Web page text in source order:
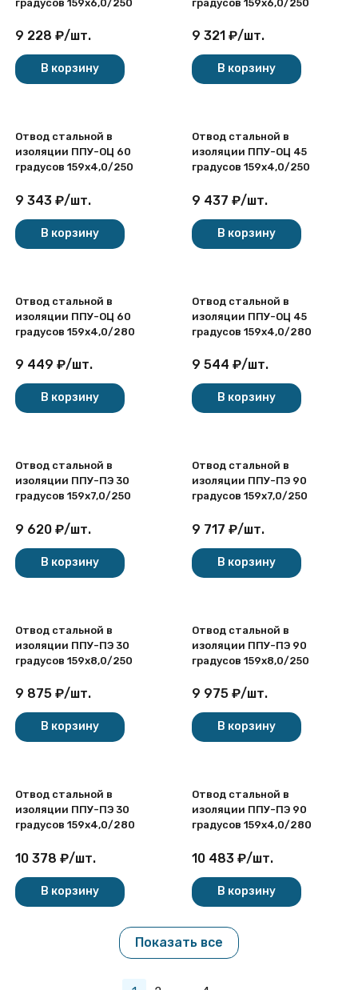
градусов 159х6,0/250
9 228 ₽/шт.
В корзину
градусов 159х6,0/250
9 321 ₽/шт.
В корзину
Отвод стальной в
изоляции ППУ-ОЦ 60
градусов 159х4,0/250
9 343 ₽/шт.
В корзину
Отвод стальной в
изоляции ППУ-ОЦ 45
градусов 159х4,0/250
9 437 ₽/шт.
В корзину
Отвод стальной в
изоляции ППУ-ОЦ 60
градусов 159х4,0/280
9 449 ₽/шт.
В корзину
Отвод стальной в
изоляции ППУ-ОЦ 45
градусов 159х4,0/280
9 544 ₽/шт.
В корзину
Отвод стальной в
изоляции ППУ-ПЭ 30
градусов 159х7,0/250
9 620 ₽/шт.
В корзину
Отвод стальной в
изоляции ППУ-ПЭ 90
градусов 159х7,0/250
9 717 ₽/шт.
В корзину
Отвод стальной в
изоляции ППУ-ПЭ 30
градусов 159х8,0/250
9 875 ₽/шт.
В корзину
Отвод стальной в
изоляции ППУ-ПЭ 90
градусов 159х8,0/250
9 975 ₽/шт.
В корзину
Отвод стальной в
изоляции ППУ-ПЭ 30
градусов 159х4,0/280
10 378 ₽/шт.
В корзину
Отвод стальной в
изоляции ППУ-ПЭ 90
градусов 159х4,0/280
10 483 ₽/шт.
В корзину
Показать все